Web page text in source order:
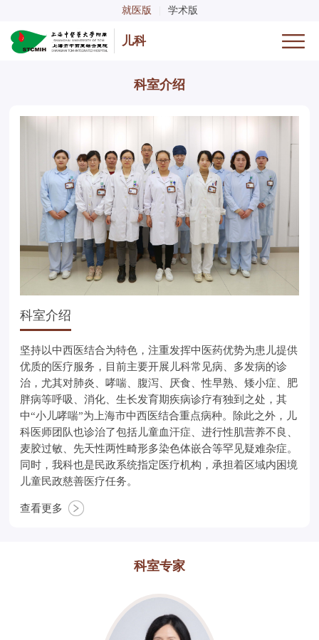
就医版 学术版
儿科
科室介绍
科室介绍
坚持以中西医结合为特色，注重发挥中医药优势为患儿提供
优质的医疗服务，目前主要开展儿科常见病、多发病的诊
治，尤其对肺炎、哮喘、腹泻、厌食、性早熟、矮小症、肥
胖病等呼吸、消化、生长发育期疾病诊疗有独到之处，其
中“小儿哮喘”为上海市中西医结合重点病种。除此之外，儿
科医师团队也诊治了包括儿童血汗症、进行性肌营养不良、
麦胶过敏、先天性两性畸形多染色体嵌合等罕见疑难杂症。
同时，我科也是民政系统指定医疗机构，承担着区域内困境
儿童民政慈善医疗任务。
查看更多
科室专家